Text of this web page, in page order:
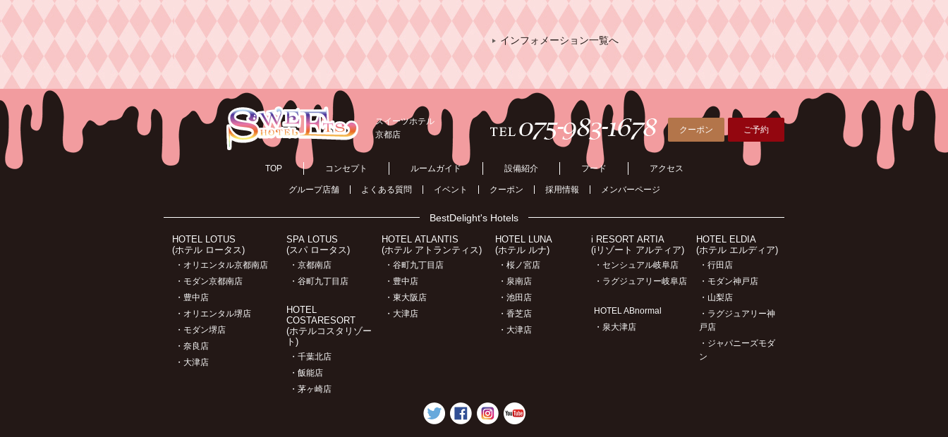
インフォメーション一覧へ
スイーツホテル
京都店
クーポン ご予約
TOP コンセプト ルームガイド 設備紹介 フード アクセス
グループ店舗 よくある質問 イベント クーポン 採用情報 メンバーページ
BestDelight's Hotels
HOTEL LOTUS
(ホテル ロータス)
・オリエンタル京都南店
・モダン京都南店
・豊中店
・オリエンタル堺店
・モダン堺店
・奈良店
・大津店
SPA LOTUS
(スパ ロータス)
・京都南店
・谷町九丁目店
HOTEL
COSTARESORT
(ホテルコスタリゾー
ト)
・千葉北店
・飯能店
・茅ヶ崎店
HOTEL ATLANTIS
(ホテル アトランティス)
・谷町九丁目店
・豊中店
・東大阪店
・大津店
HOTEL LUNA
(ホテル ルナ)
・桜ノ宮店
・泉南店
・池田店
・香芝店
・大津店
i RESORT ARTIA
(iリゾート アルティア)
・センシュアル岐阜店
・ラグジュアリー岐阜店
HOTEL ABnormal
・泉大津店
HOTEL ELDIA
(ホテル エルディア)
・行田店
・モダン神戸店
・山梨店
・ラグジュアリー神
戸店
・ジャパニーズモダ
ン